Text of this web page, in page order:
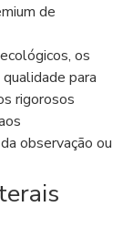
de
os
para
rigorosos
observação ou